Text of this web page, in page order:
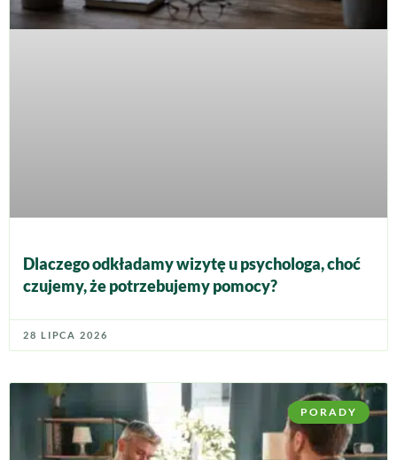
Dlaczego odkładamy wizytę u psychologa, choć
czujemy, że potrzebujemy pomocy?
28 LIPCA 2026
PORADY